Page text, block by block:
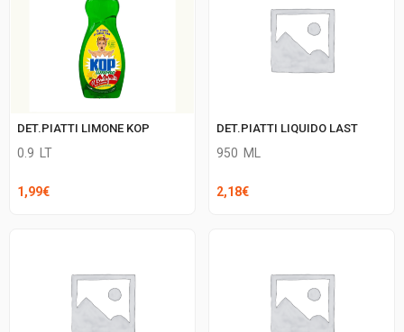
DET.PIATTI LIMONE KOP
0.9 LT
1,99€
DET.PIATTI LIQUIDO LAST
950 ML
2,18€